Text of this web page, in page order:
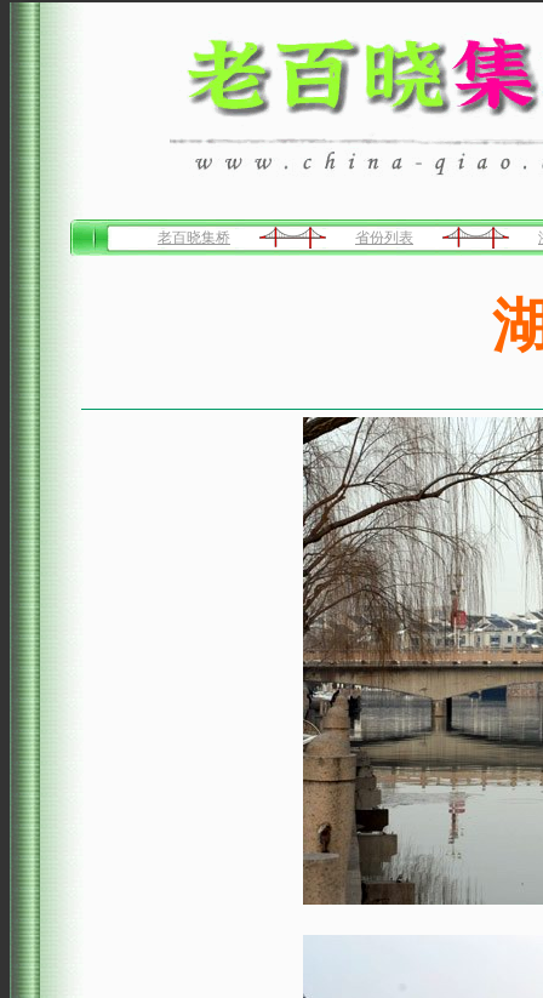
老百晓集桥 省份列表